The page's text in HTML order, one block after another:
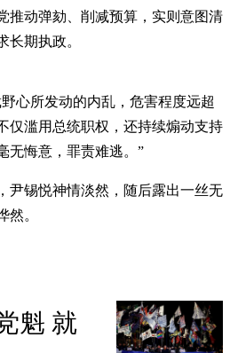
推动弹劾、削减预算，实则意图清
长期执政。
心所发动的内乱，危害程度远超
仅滥用总统职权，还持续煽动支持
无悔意，罪责难逃。”
尹锡悦神情淡然，随后露出一丝无
然。
魁 就